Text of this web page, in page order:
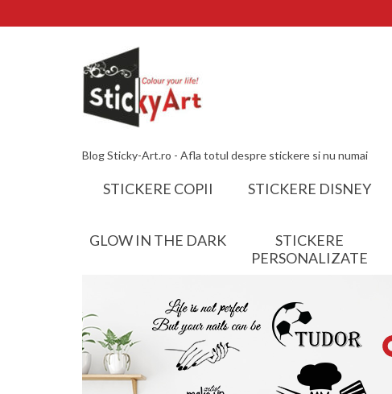
Blog Sticky-Art.ro - Afla totul despre stickere si nu numai
STICKERE COPII STICKERE DISNEY
GLOW IN THE DARK
STICKERE
PERSONALIZATE